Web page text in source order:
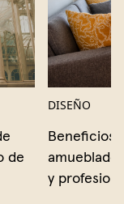
de
DISEÑO
Beneficios
y